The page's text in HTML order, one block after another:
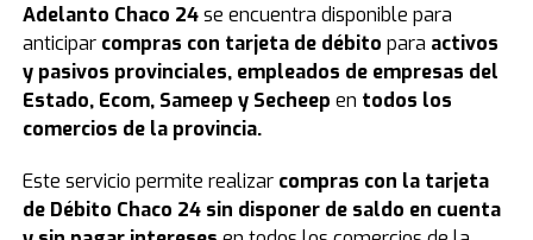
Adelanto Chaco 24se encuentra disponible para
anticipar compras con tarjeta de débito para activos
y pasivos provinciales, empleados de empresas del
Estado, Ecom, Sameep y Secheep en todos los
comercios de la provincia.
Este servicio permite realizar compras con la tarjeta
de Débito Chaco 24 sin disponer de saldo en cuenta